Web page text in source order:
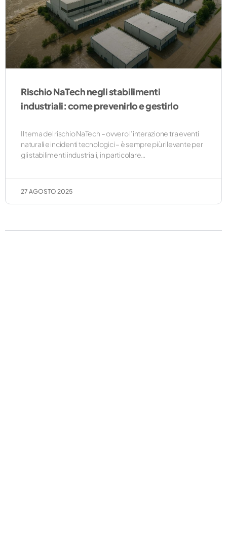
Rischio NaTech negli stabilimenti
industriali: come prevenirlo e gestirlo
Il tema del rischio NaTech – ovvero l’interazione tra eventi
naturali e incidenti tecnologici – è sempre più rilevante per
gli stabilimenti industriali, in particolare…
27 AGOSTO 2025